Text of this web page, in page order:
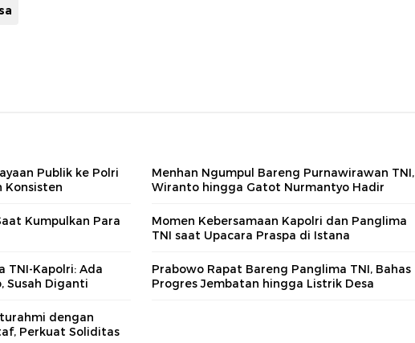
Publik ke Polri
Konsisten
Menhan Ngumpul Bareng Purnawirawan TNI,
Wiranto hingga Gatot Nurmantyo Hadir
Kumpulkan Para
Momen Kebersamaan Kapolri dan Panglima
TNI saat Upacara Praspa di Istana
TNI-Kapolri: Ada
Susah Diganti
Prabowo Rapat Bareng Panglima TNI, Bahas
Progres Jembatan hingga Listrik Desa
dengan
Perkuat Soliditas